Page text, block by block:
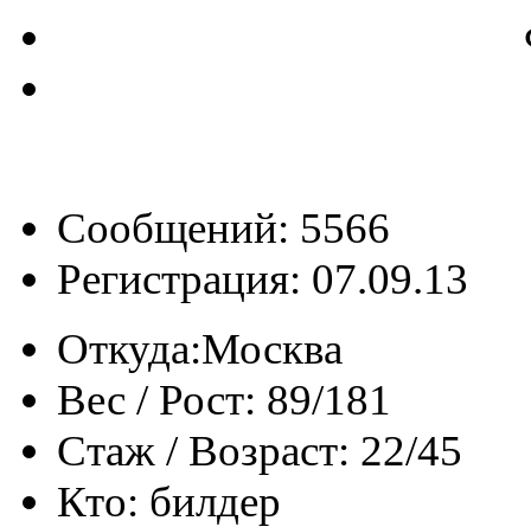
Сообщений: 5566
Регистрация: 07.09.13
Откуда:Москва
Вес / Рост: 89/181
Стаж / Возраст: 22/45
Кто: билдер